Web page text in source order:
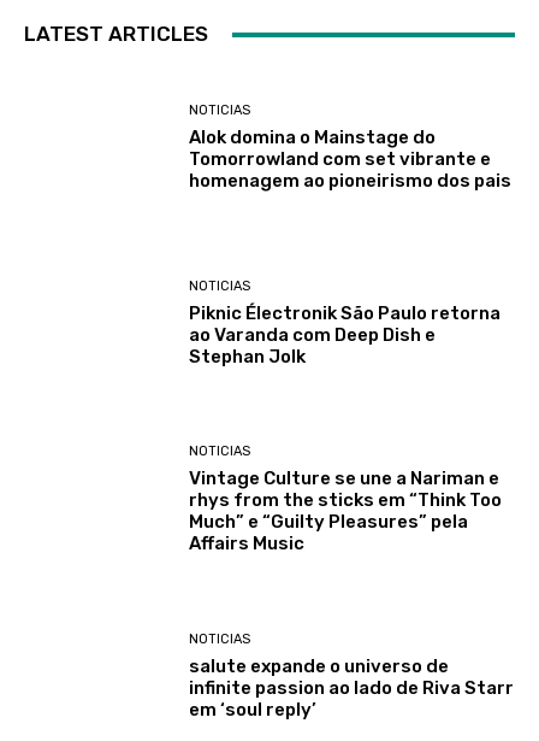
LATEST ARTICLES
NOTICIAS
Alok domina o Mainstage do
Tomorrowland com set vibrante e
homenagem ao pioneirismo dos pais
NOTICIAS
Piknic Électronik São Paulo retorna
ao Varanda com Deep Dish e
Stephan Jolk
NOTICIAS
Vintage Culture se une a Nariman e
rhys from the sticks em “Think Too
Much” e “Guilty Pleasures” pela
Affairs Music
NOTICIAS
salute expande o universo de
infinite passion ao lado de Riva Starr
em ‘soul reply’